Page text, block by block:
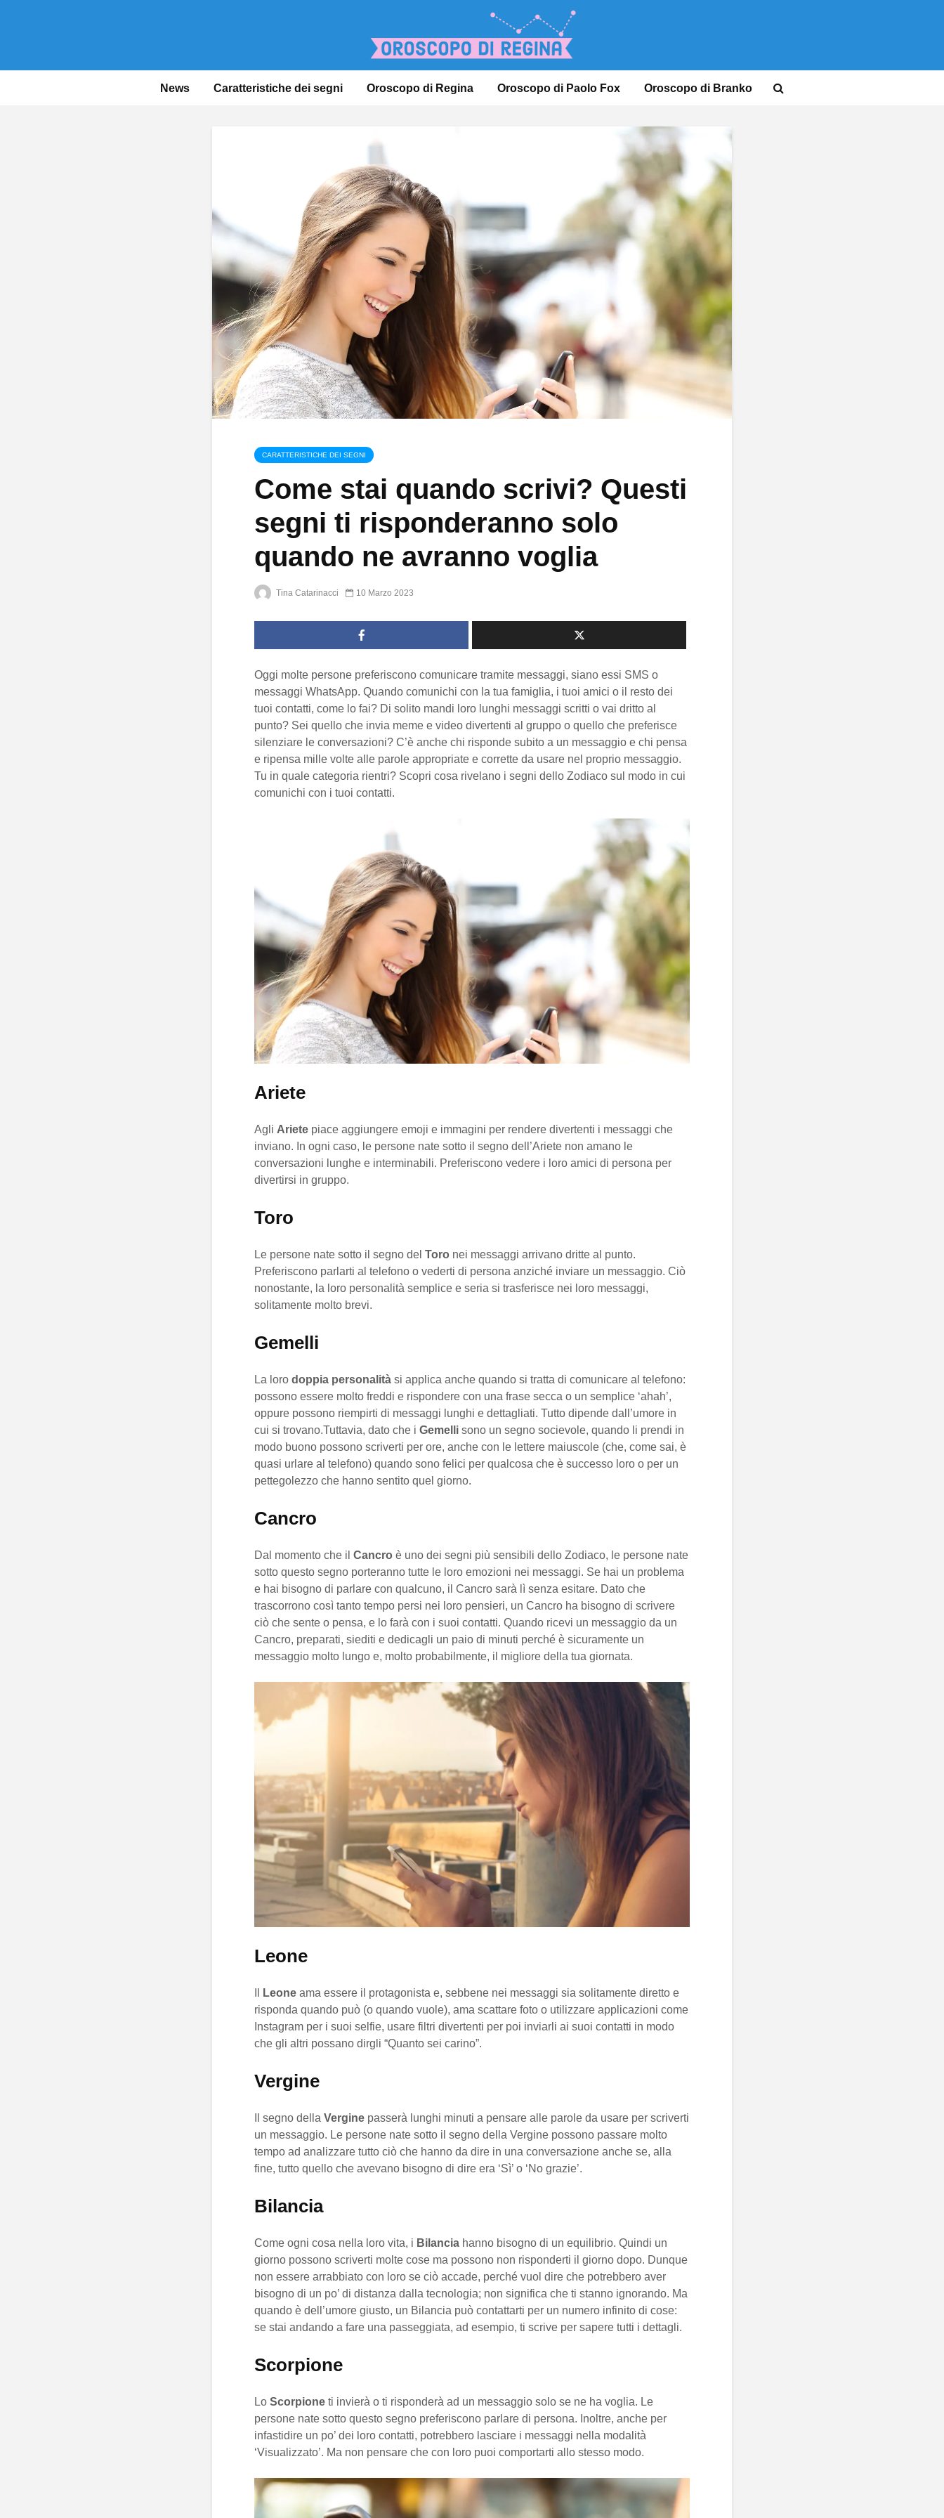
News Caratteristiche dei segni Oroscopo di Regina Oroscopo di Paolo Fox Oroscopo di Branko
CARATTERISTICHE DEI SEGNI
Come stai quando scrivi? Questi
segni ti risponderanno solo
quando ne avranno voglia
Tina Catarinacci 10 Marzo 2023
Oggi molte persone preferiscono comunicare tramite messaggi, siano essi SMS o
messaggi WhatsApp. Quando comunichi con la tua famiglia, i tuoi amici o il resto dei
tuoi contatti, come lo fai? Di solito mandi loro lunghi messaggi scritti o vai dritto al
punto? Sei quello che invia meme e video divertenti al gruppo o quello che preferisce
silenziare le conversazioni? C’è anche chi risponde subito a un messaggio e chi pensa
e ripensa mille volte alle parole appropriate e corrette da usare nel proprio messaggio.
Tu in quale categoria rientri? Scopri cosa rivelano i segni dello Zodiaco sul modo in cui
comunichi con i tuoi contatti.
Ariete
Agli Ariete piace aggiungere emoji e immagini per rendere divertenti i messaggi che
inviano. In ogni caso, le persone nate sotto il segno dell’Ariete non amano le
conversazioni lunghe e interminabili. Preferiscono vedere i loro amici di persona per
divertirsi in gruppo.
Toro
Le persone nate sotto il segno del Toro nei messaggi arrivano dritte al punto.
Preferiscono parlarti al telefono o vederti di persona anziché inviare un messaggio. Ciò
nonostante, la loro personalità semplice e seria si trasferisce nei loro messaggi,
solitamente molto brevi.
Gemelli
La loro doppia personalità si applica anche quando si tratta di comunicare al telefono:
possono essere molto freddi e rispondere con una frase secca o un semplice ‘ahah’,
oppure possono riempirti di messaggi lunghi e dettagliati. Tutto dipende dall’umore in
cui si trovano.Tuttavia, dato che i Gemelli sono un segno socievole, quando li prendi in
modo buono possono scriverti per ore, anche con le lettere maiuscole (che, come sai, è
quasi urlare al telefono) quando sono felici per qualcosa che è successo loro o per un
pettegolezzo che hanno sentito quel giorno.
Cancro
Dal momento che il Cancro è uno dei segni più sensibili dello Zodiaco, le persone nate
sotto questo segno porteranno tutte le loro emozioni nei messaggi. Se hai un problema
e hai bisogno di parlare con qualcuno, il Cancro sarà lì senza esitare. Dato che
trascorrono così tanto tempo persi nei loro pensieri, un Cancro ha bisogno di scrivere
ciò che sente o pensa, e lo farà con i suoi contatti. Quando ricevi un messaggio da un
Cancro, preparati, siediti e dedicagli un paio di minuti perché è sicuramente un
messaggio molto lungo e, molto probabilmente, il migliore della tua giornata.
Leone
Leone ama essere il protagonista e, sebbene nei messaggi sia solitamente diretto e
risponda quando può (o quando vuole), ama scattare foto o utilizzare applicazioni come
Instagram per i suoi selfie, usare filtri divertenti per poi inviarli ai suoi contatti in modo
che gli altri possano dirgli “Quanto sei carino”.
Vergine
Il segno della Vergine passerà lunghi minuti a pensare alle parole da usare per scriverti
un messaggio. Le persone nate sotto il segno della Vergine possono passare molto
tempo ad analizzare tutto ciò che hanno da dire in una conversazione anche se, alla
fine, tutto quello che avevano bisogno di dire era ‘Sì’ o ‘No grazie’.
Bilancia
Come ogni cosa nella loro vita, i Bilancia hanno bisogno di un equilibrio. Quindi un
giorno possono scriverti molte cose ma possono non risponderti il giorno dopo. Dunque
non essere arrabbiato con loro se ciò accade, perché vuol dire che potrebbero aver
bisogno di un po’ di distanza dalla tecnologia; non significa che ti stanno ignorando. Ma
quando è dell’umore giusto, un Bilancia può contattarti per un numero infinito di cose:
se stai andando a fare una passeggiata, ad esempio, ti scrive per sapere tutti i dettagli.
Scorpione
Lo Scorpione ti invierà o ti risponderà ad un messaggio solo se ne ha voglia. Le
persone nate sotto questo segno preferiscono parlare di persona. Inoltre, anche per
infastidire un po’ dei loro contatti, potrebbero lasciare i messaggi nella modalità
‘Visualizzato’. Ma non pensare che con loro puoi comportarti allo stesso modo.